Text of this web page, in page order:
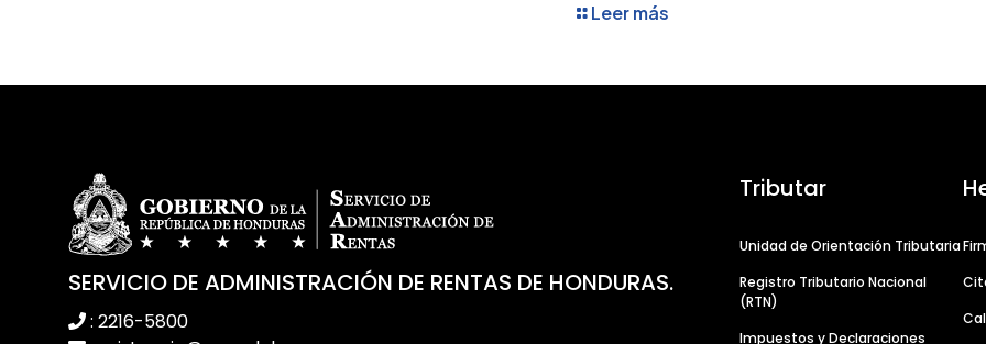
Leer más
SERVICIO DE ADMINISTRACIÓN DE RENTAS DE HONDURAS.
: 2216-5800
Tributar
Unidad de Orientación Tributaria
Registro Tributario Nacional
(RTN)
Impuestos y Declaraciones